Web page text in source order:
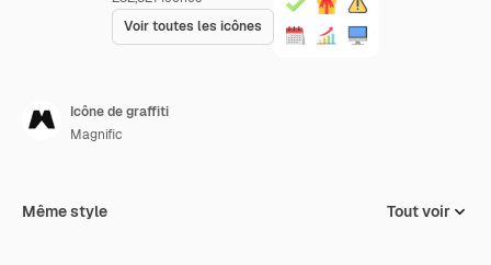
Voir toutes les icônes
Icône de graffiti
Magnific
Même style Tout voir